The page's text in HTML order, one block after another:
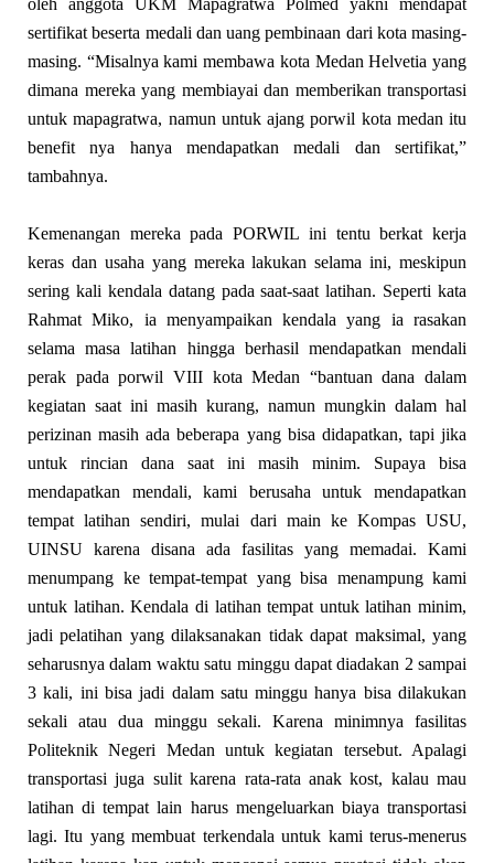
oleh anggota UKM Mapagratwa Polmed yakni mendapat
sertifikat beserta medali dan uang pembinaan dari kota masing-
masing. “Misalnya kami membawa kota Medan Helvetia yang
dimana mereka yang membiayai dan memberikan transportasi
untuk mapagratwa, namun untuk ajang porwil kota medan itu
benefit nya hanya mendapatkan medali dan sertifikat,”
tambahnya.
Kemenangan mereka pada PORWIL ini tentu berkat kerja
keras dan usaha yang mereka lakukan selama ini, meskipun
sering kali kendala datang pada saat-saat latihan. Seperti kata
Rahmat Miko, ia menyampaikan kendala yang ia rasakan
selama masa latihan hingga berhasil mendapatkan mendali
perak pada porwil VIII kota Medan “bantuan dana dalam
kegiatan saat ini masih kurang, namun mungkin dalam hal
perizinan masih ada beberapa yang bisa didapatkan, tapi jika
untuk rincian dana saat ini masih minim. Supaya bisa
mendapatkan mendali, kami berusaha untuk mendapatkan
tempat latihan sendiri, mulai dari main ke Kompas USU,
UINSU karena disana ada fasilitas yang memadai. Kami
menumpang ke tempat-tempat yang bisa menampung kami
untuk latihan. Kendala di latihan tempat untuk latihan minim,
jadi pelatihan yang dilaksanakan tidak dapat maksimal, yang
seharusnya dalam waktu satu minggu dapat diadakan 2 sampai
3 kali, ini bisa jadi dalam satu minggu hanya bisa dilakukan
sekali atau dua minggu sekali. Karena minimnya fasilitas
Politeknik Negeri Medan untuk kegiatan tersebut. Apalagi
transportasi juga sulit karena rata-rata anak kost, kalau mau
latihan di tempat lain harus mengeluarkan biaya transportasi
lagi. Itu yang membuat terkendala untuk kami terus-menerus